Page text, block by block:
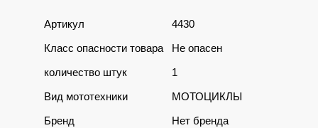
Артикул
4430
Класс опасности товара
Не опасен
количество штук
1
Вид мототехники
МОТОЦИКЛЫ
Бренд
Нет бренда